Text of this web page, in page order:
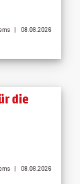
| 08.08.2026
die
| 08.08.2026